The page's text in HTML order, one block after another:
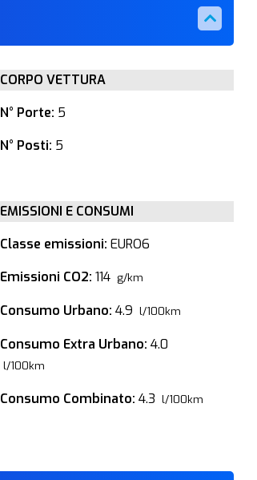
CORPO VETTURA
N° Porte: 5
N° Posti: 5
EMISSIONI E CONSUMI
Classe emissioni: EURO6
Emissioni CO2: 114 g/km
Consumo Urbano: 4.9 l/100km
Consumo Extra Urbano: 4.0
l/100km
Consumo Combinato: 4.3 l/100km